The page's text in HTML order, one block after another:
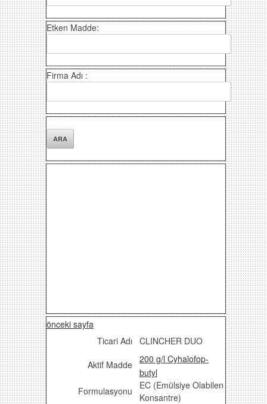
Etken Madde:
Firma Adı :
önceki sayfa
Ticari Adı CLINCHER DUO
Aktif Madde
200 g/l Cyhalofop-
butyl
Formulasyonu
EC (Emülsiye Olabilen
Konsantre)